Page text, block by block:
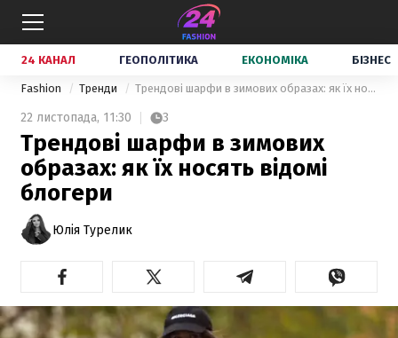
24 КАНАЛ ГЕОПОЛІТИКА ЕКОНОМІКА БІЗНЕС
Fashion Тренди Трендові шарфи в зимових образах: як їх носять відомі блогери
22 листопада, 11:30 3
Трендові шарфи в зимових
образах: як їх носять відомі
блогери
Юлія Турелик